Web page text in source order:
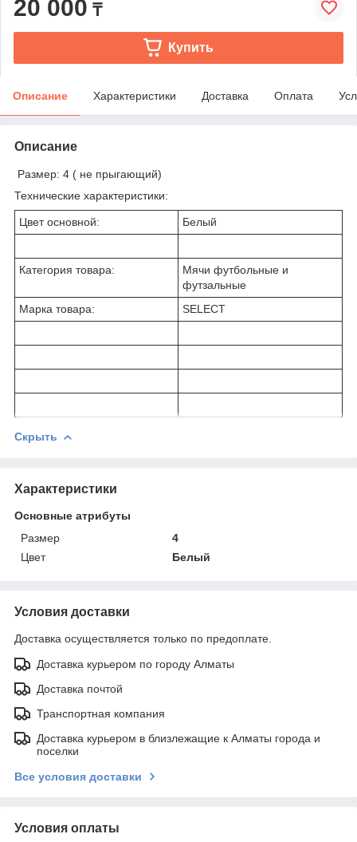
20 000 ₸
Купить
Описание Характеристики Доставка Оплата
Описание
Размер: 4 ( не прыгающий)
Технические характеристики:
Цвет основной: Белый
Категория товара:
Мячи футбольные и
футзальные
Марка товара:
SELECT
Скрыть
Характеристики
Основные атрибуты
Размер
4
Цвет
Белый
Условия доставки
Доставка осуществляется только по предоплате.
Доставка курьером по городу Алматы
Доставка почтой
Транспортная компания
Доставка курьером в близлежащие к Алматы города и
поселки
Все условия доставки
Условия оплаты